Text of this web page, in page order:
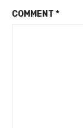
COMMENT *